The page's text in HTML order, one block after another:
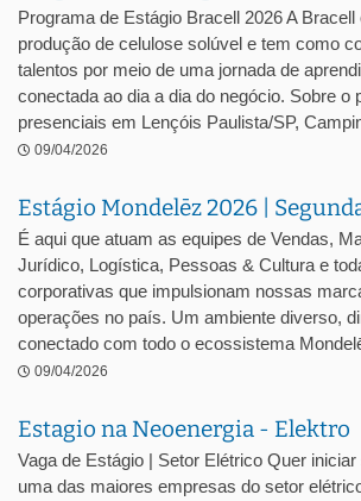
Programa de Estágio Bracell 2026 A Bracell
produção de celulose solúvel e tem como
talentos por meio de uma jornada de
conectada ao dia a dia do negócio. Sobre o
presenciais em Lençóis Paulista/SP,
09/04/2026
Estágio Mondelēz 2026 |
É aqui que atuam as equipes de Vendas,
Jurídico, Logística, Pessoas & Cultura e
corporativas que impulsionam nossas
operações no país. Um ambiente diverso,
conectado com todo o ecossistema
09/04/2026
Estagio na Neoenergia - Elektro
Vaga de Estágio | Setor Elétrico Quer
uma das maiores empresas do setor